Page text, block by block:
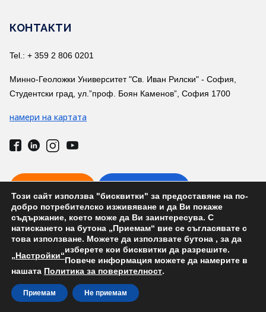
КОНТАКТИ
Tel.: + 359 2 806 0201
Минно-Геоложки Университет "Св. Иван Рилски" - София,
Студентски град, ул.”проф. Боян Каменов”, София 1700
намери на картата
Държавни изпити и дипломни защити
Development by: Prodesign.bg | Prodesign.wien
Този сайт използва "бисквитки" за предоставяне на по-
добро потребителско изживяване и да Ви покаже
съдържание, което може да Ви заинтересува. С
натискането на бутона „Приемам“ вие се съгласявате с
това използване. Можете да използвате бутона
„Настройки“
, за да
изберете кои бисквитки да разрешите.
Повече информация можете да намерите в
нашата Политика за поверителност.
Приемам Не приемам